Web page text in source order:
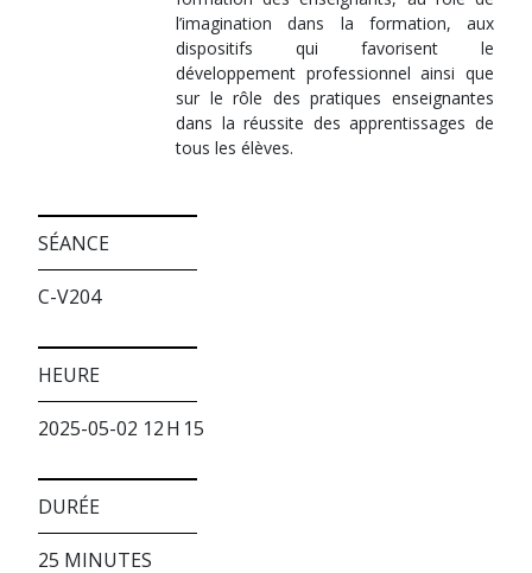
l’imagination dans la formation, aux
dispositifs qui favorisent le
développement professionnel ainsi que
sur le rôle des pratiques enseignantes
dans la réussite des apprentissages de
tous les élèves.
SÉANCE
C-V204
HEURE
2025-05-02 12 H 15
DURÉE
25 MINUTES